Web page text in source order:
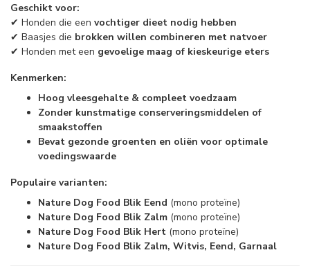
Geschikt voor:
✔ Honden die een vochtiger dieet nodig hebben
✔ Baasjes die brokken willen combineren met natvoer
✔ Honden met een gevoelige maag of kieskeurige eters
Kenmerken:
Hoog vleesgehalte & compleet voedzaam
Zonder kunstmatige conserveringsmiddelen of
smaakstoffen
Bevat gezonde groenten en oliën voor optimale
voedingswaarde
Populaire varianten:
Nature Dog Food Blik Eend (mono proteïne)
Nature Dog Food Blik Zalm (mono proteïne)
Nature Dog Food Blik Hert (mono proteïne)
Nature Dog Food Blik Zalm, Witvis, Eend, Garnaal